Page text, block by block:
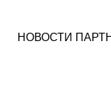
НОВОСТИ